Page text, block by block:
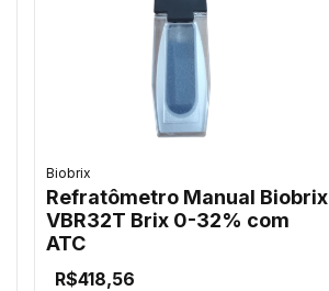
Biobrix
Refratômetro Manual Biobrix
VBR32T Brix 0-32% com
ATC
R$418,56